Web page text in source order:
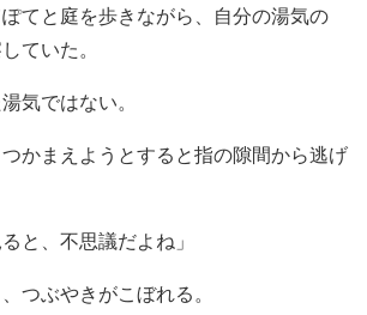
てと庭を歩きながら、自分の湯気の
ていた。
気ではない。
かまえようとすると指の隙間から逃げ
と、不思議だよね」
つぶやきがこぼれる。